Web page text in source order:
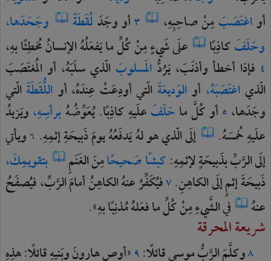
أواغتَصَبَمِنْصاحِبِهِ، ٣أووجَدَلُقَطَةً
وجَحَدَها،
وحَلَفَكاذِبًا علَىشَيءٍمِنْكُلِّمايَفعَلُهُالإنسانُمُخطِئًابهِ،
٤ فإذا أخطأوأذنَبَ،يَرُدُّالمَسلوبَالّذيسلَبَهُ، أوالمُغتَصَبَ
الّذياغتَصَبَهُ، أوالوَديعَةَالّتيأودِعَتْ عِندَهُ،أواللُّقَطَةَالّتي
وجَدَها، ٥ أوكُلَّماحَلَفَعلَيهِكاذِبًا.يُعَوِّضُهُبرأسِهِ،ويَزيدُ
علَيهِخُمسَهُ. إلَىالّذيهولهُيَدفَعُهُيومَذَبيحَةِإثمِهِ. ٦ويأتي
إلَىالرَّبِّبذَبيحَةٍلإثمِهِ:كبشًاصَحيحًامِنَالغَنَمِ بتقويمِكَ،
ذَبيحَةَإثمٍإلَىالكاهِنِ.٧فيُكَفِّرُعنهُالكاهِنُأمامَالرَّبِّ،فيُصفَحُ
عنهُ
فيالشَّيءِمِنْكُلِّمافعَلهُمُذنِبًابهِ».
شريعة المحرقة
٨وكلَّمَالرَّبُّموسىقائلًا:٩«أوصِهارونَوبَنيهِقائلًا:هذِهِ